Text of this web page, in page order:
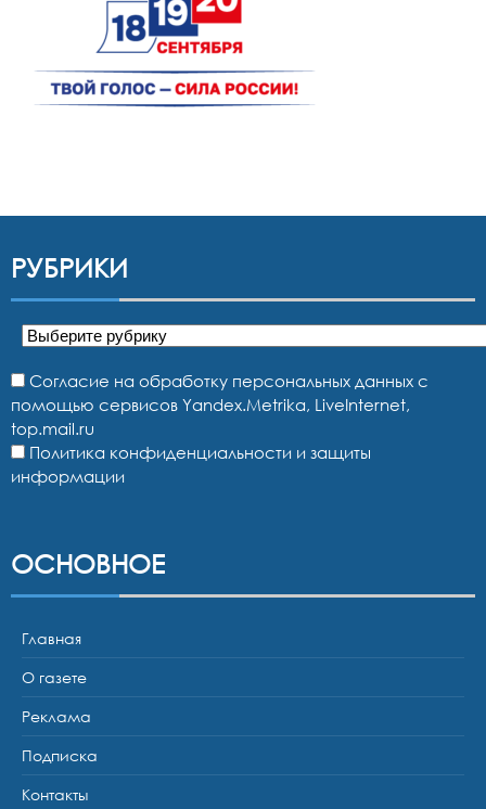
РУБРИКИ
Рубрики
Согласие на обработку персональных данных с
помощью сервисов Yandex.Metrika, LiveInternet,
top.mail.ru
Политика конфиденциальности и защиты
информации
ОСНОВНОЕ
Главная
О газете
Реклама
Подписка
Контакты